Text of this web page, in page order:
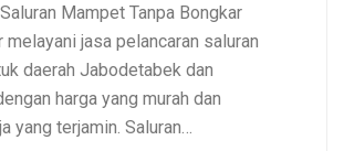
Mampet Tanpa Bongkar
melayani jasa pelancaran saluran
daerah Jabodetabek dan
harga yang murah dan
yang terjamin. Saluran…